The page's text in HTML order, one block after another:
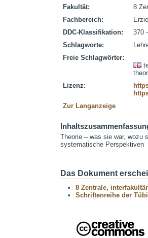
Fakultät:
8
Fachbereich:
DDC-Klassifikation:
370
Schlagworte:
Freie Schlagwörter:
Lizenz:
Zur Langanzeige
Theorie – was sie war, wozu
systematische Perspektiven
Das Dokument
8 Zentrale,
Schriftenreihe der